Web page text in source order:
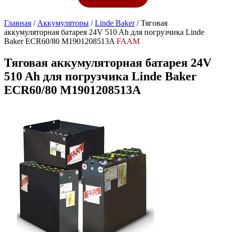
Главная / Аккумуляторы /Linde Baker/Тяговая
аккумуляторная батарея 24V 510 Ah для погрузчика Linde
Baker ECR60/80 M1901208513A FAAM
Тяговая аккумуляторная батарея 24V
510 Ah для погрузчика Linde Baker
ECR60/80 M1901208513A